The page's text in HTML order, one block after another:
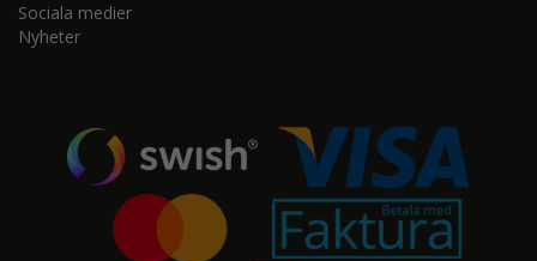
Sociala medier
Nyheter